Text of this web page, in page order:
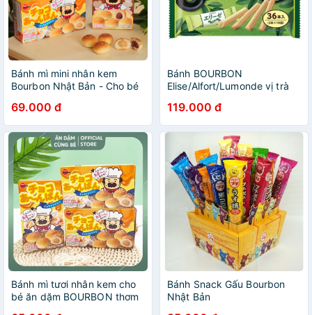
Bánh mì mini nhân kem
Bourbon Nhật Bản - Cho bé
69.000 đ
Bánh BOURBON
Elise/Alfort/Lumonde vị trà
119.000 đ
Bánh mì tươi nhân kem cho
bé ăn dặm BOURBON thơm
Bánh Snack Gấu Bourbon
Nhật Bản